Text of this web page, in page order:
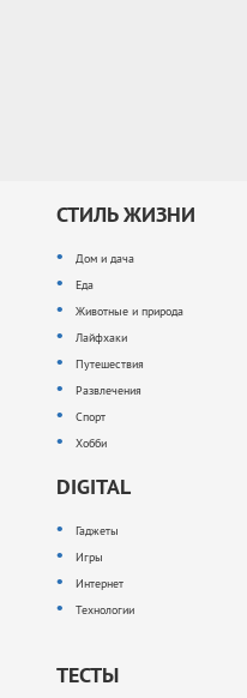
СТИЛЬ ЖИЗНИ
Дом и дача
Еда
Животные и природа
Лайфхаки
Путешествия
Развлечения
Спорт
Хобби
DIGITAL
Гаджеты
Игры
Интернет
Технологии
ТЕСТЫ